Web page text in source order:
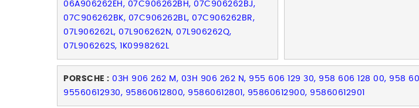
06A906262EH, 07C906262BH, 07C906262BJ,
07C906262BK, 07C906262BL, 07C906262BR,
07L906262L, 07L906262N, 07L906262Q,
07L906262S, 1K0998262L
PORSCHE : 03H 906 262 M, 03H 906 262 N, 955 606 129 30, 958 606 128 00, 958
95560612930, 95860612800, 95860612801, 95860612900, 95860612901